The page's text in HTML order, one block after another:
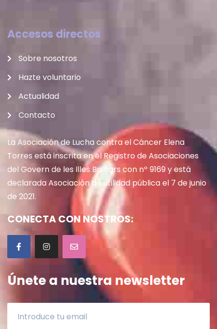
Accesos directos
Sobre nosotros
Hazte voluntario
Actualidad
Contacto
La Asociación de Lucha contra el Cáncer Elena
Torres está inscrita en el Registro de Asociaciones
del Govern de les Illes Balears con nº 9169 y está
declarada Asociación de utilidad pública el 7 de junio
de 2021.
CONECTA CON NOSTROS:
Únete a nuestra newsletter